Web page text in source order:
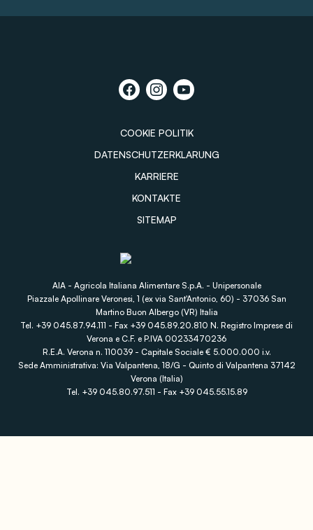
COOKIE POLITIK
DATENSCHUTZERKLARUNG
KARRIERE
KONTAKTE
SITEMAP
AIA - Agricola Italiana Alimentare S.p.A. - Unipersonale
Piazzale Apollinare Veronesi, 1 (ex via Sant'Antonio, 60) - 37036 San
Martino Buon Albergo (VR) Italia
Tel. +39 045.87.94.111 - Fax +39 045.89.20.810 N. Registro Imprese di
Verona e C.F. e P.IVA 00233470236
R.E.A. Verona n. 110039 - Capitale Sociale € 5.000.000 i.v.
Sede Amministrativa: Via Valpantena, 18/G - Quinto di Valpantena 37142
Verona (Italia)
Tel. +39 045.80.97.511 - Fax +39 045.55.15.89